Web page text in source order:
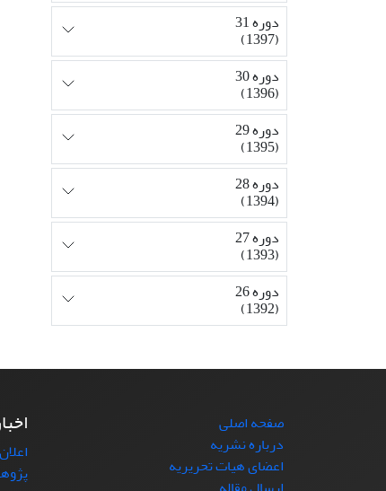
دوره 31
(1397)
دوره 30
(1396)
دوره 29
(1395)
دوره 28
(1394)
دوره 27
(1393)
دوره 26
(1392)
صفحه اصلی
درباره نشریه
اعضای هیات تحریریه